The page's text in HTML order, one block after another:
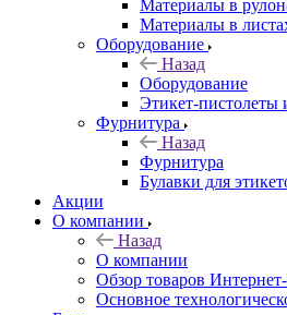
Материалы в
Материалы в
Оборудование
Назад
Оборудование
Этикет-пистолеты
Фурнитура
Назад
Фурнитура
Булавки для
Акции
О компании
Назад
О компании
Обзор товаров
Основное